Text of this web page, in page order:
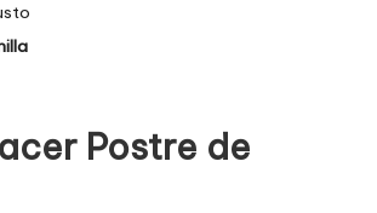
Postre de